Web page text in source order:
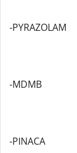
-PYRAZOLAM
-MDMB
-PINACA